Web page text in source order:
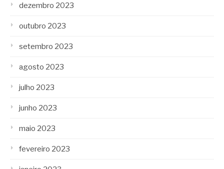
dezembro 2023
outubro 2023
setembro 2023
agosto 2023
julho 2023
junho 2023
maio 2023
fevereiro 2023